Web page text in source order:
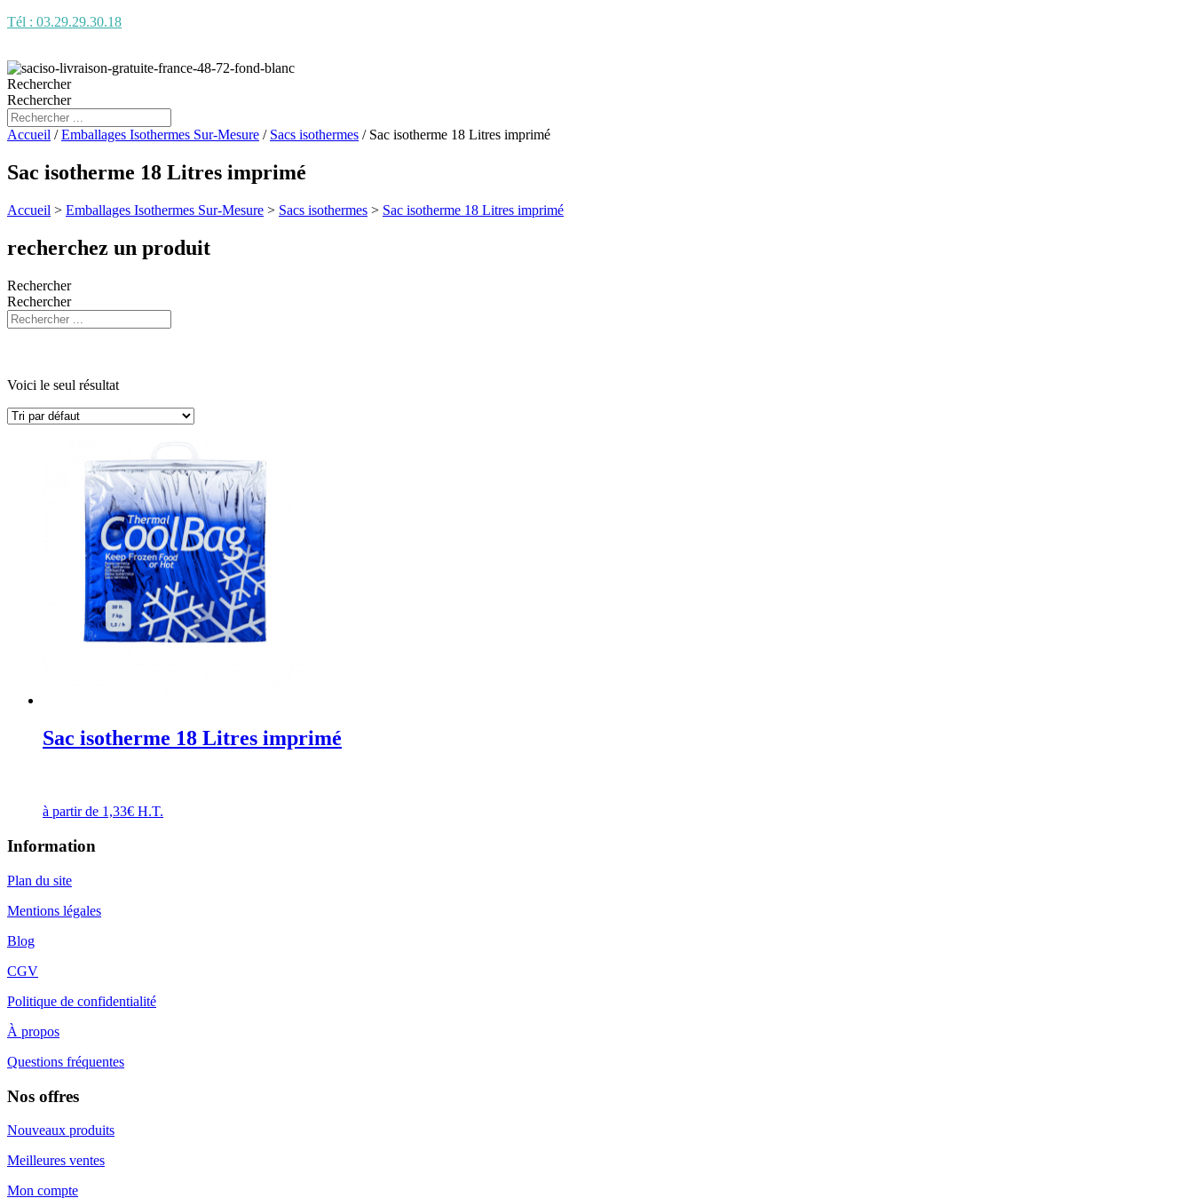
Tél : 03.29.29.30.18
Rechercher
Rechercher
Accueil /Emballages Isothermes Sur-Mesure / Sacs isothermes / Sac isotherme 18 Litres imprimé
Sac isotherme 18 Litres imprimé
Accueil > Emballages Isothermes Sur-Mesure > Sacs isothermes > Sac isotherme 18 Litres imprimé
recherchez un produit
Rechercher
Rechercher
Voici le seul résultat
Sac isotherme 18 Litres imprimé
à partir de 1,33€ H.T.
Information
Plan du site
Mentions légales
Blog
CGV
Politique de confidentialité
À propos
Questions fréquentes
Nos offres
Nouveaux produits
Meilleures ventes
Mon compte